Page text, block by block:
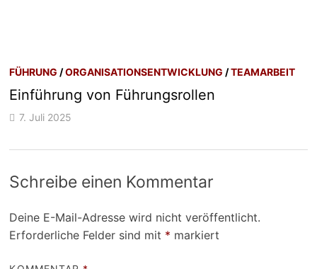
FÜHRUNG /ORGANISATIONSENTWICKLUNG /TEAMARBEIT
Einführung von Führungsrollen
7. Juli 2025
Schreibe einen Kommentar
Deine E-Mail-Adresse wird nicht veröffentlicht.
Erforderliche Felder sind mit * markiert